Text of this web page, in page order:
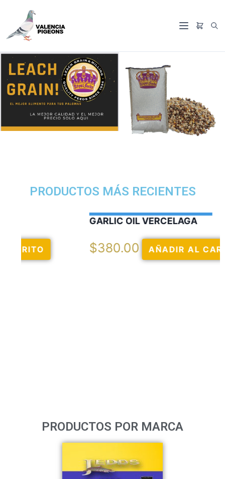
PRODUCTOS MÁS RECIENTES
GARLIC OIL VERCELAGA
$380.00 AÑADIR AL CARRITO
PRODUCTOS POR MARCA